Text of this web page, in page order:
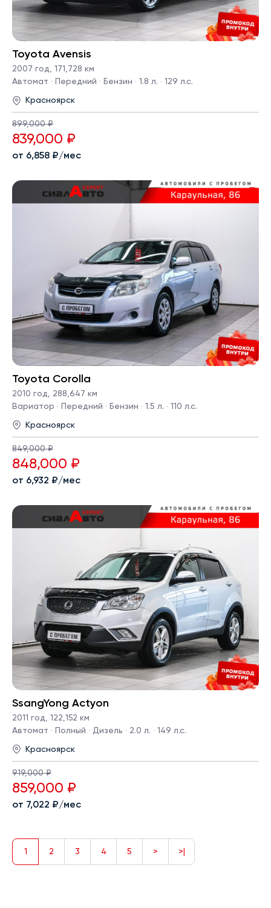
Toyota Avensis
2007 год, 171,728 км
Автомат · Передний · Бензин · 1.8 л. · 129 л.с.
Красноярск
899,000 ₽
839,000 ₽
от 6,858 ₽/мес
Toyota Corolla
2010 год
288,647 км
Вариатор · Передний · Бензин · 1.5 л. · 110 л.с.
Красноярск
849,000 ₽
848,000 ₽
от 6,932 ₽/мес
SsangYong Actyon
2011 год, 122,152 км
Автомат · Полный · Дизель · 2.0 л. · 149 л.с.
Красноярск
919,000 ₽
859,000 ₽
от 7,022 ₽/мес
1 2 3 4 5 > >|